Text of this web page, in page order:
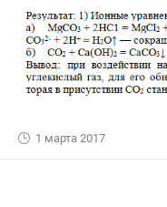
1 марта 2017